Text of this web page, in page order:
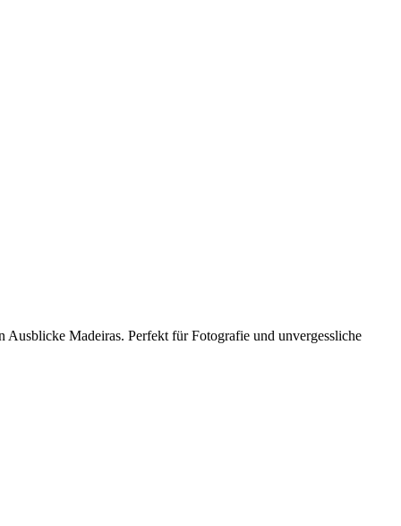
Ausblicke Madeiras. Perfekt für Fotografie und unvergessliche